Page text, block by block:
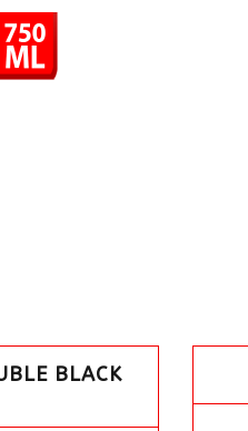
BLACK